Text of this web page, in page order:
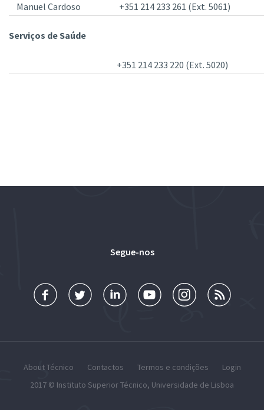
Manuel Cardoso +351 214 233 261 (Ext. 5061)
Serviços de Saúde
+351 214 233 220 (Ext. 5020)
Segue-nos
About Técnico Contactos Termos e condições
Login
2017 © Instituto Superior Técnico, Universidade de Lisboa